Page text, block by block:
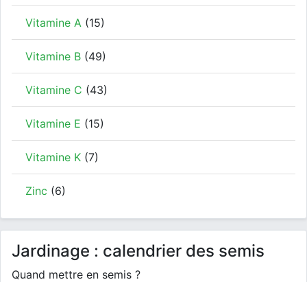
Vitamine A (15)
Vitamine B (49)
Vitamine C (43)
Vitamine E (15)
Vitamine K (7)
Zinc (6)
Jardinage : calendrier des semis
Quand mettre en semis ?